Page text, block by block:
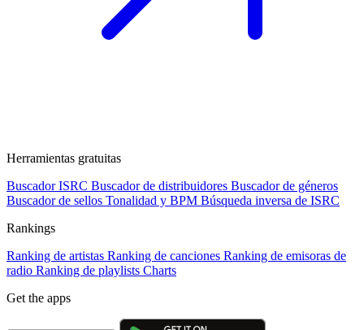
Herramientas gratuitas
Buscador ISRC Buscador de distribuidores Buscador de géneros
Buscador de sellos Tonalidad y BPM Búsqueda inversa de ISRC
Rankings
Ranking de artistas Ranking de canciones Ranking de emisoras de
radio Ranking de playlists Charts
Get the apps